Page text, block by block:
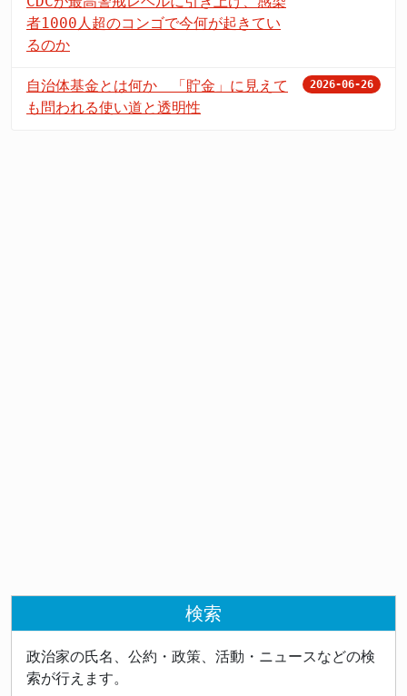
者1000人超のコンゴで今何が起きてい
るのか
自治体基金とは何か 「貯金」に見えて
も問われる使い道と透明性
2026-06-26
検索
政治家の氏名、公約・政策、活動・ニュースなどの検
索が行えます。